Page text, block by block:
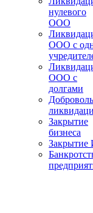
нулевого
ООО
ООО с
ООО с
долгами
Закрытие
бизнеса